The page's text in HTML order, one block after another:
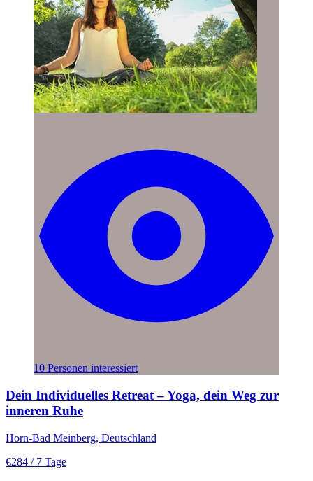
10 Personen interessiert
Dein Individuelles Retreat – Yoga, dein Weg zur
inneren Ruhe
Horn-Bad Meinberg, Deutschland
€284 / 7 Tage